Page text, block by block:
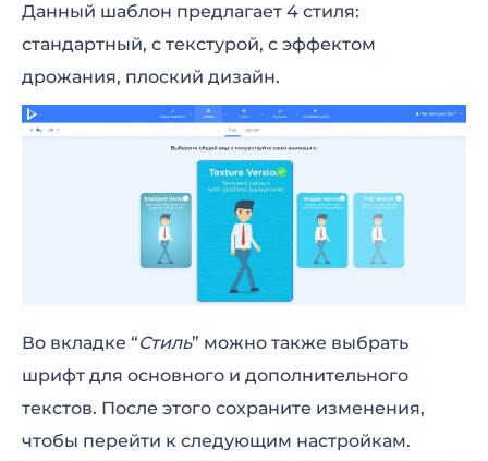
Данный шаблон предлагает 4 стиля:
стандартный, с текстурой, с эффектом
дрожания, плоский дизайн.
Во вкладке “Стиль” можно также выбрать
шрифт для основного и дополнительного
текстов. После этого сохраните изменения,
чтобы перейти к следующим настройкам.